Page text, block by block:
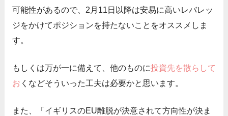
可能性があるので、2月11日以降は安易に高いレバレッ
ジをかけてポジションを持たないことをオススメしま
す。
もしくは万が一に備えて、他のものに投資先を散らして
お くなどそういった工夫は必要かと思います。
また、「イギリスのEU離脱が決意されて方向性が決ま